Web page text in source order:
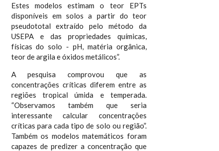
Estes modelos estimam o teor EPTs
disponíveis em solos a partir do teor
pseudototal extraído pelo método da
USEPA e das propriedades químicas,
físicas do solo - pH, matéria orgânica,
teor de argila e óxidos metálicos”.
A pesquisa comprovou que as
concentrações críticas diferem entre as
regiões tropical úmida e temperada.
“Observamos também que seria
interessante calcular concentrações
críticas para cada tipo de solo ou região”.
Também os modelos matemáticos foram
capazes de predizer a concentração que